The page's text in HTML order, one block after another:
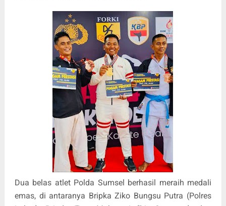
Dua belas atlet Polda Sumsel berhasil meraih medali
emas, di antaranya Bripka Ziko Bungsu Putra (Polres